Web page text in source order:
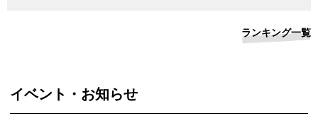
ランキング一覧
イベント・お知らせ